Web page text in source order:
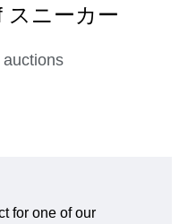
スニーカー
auctions
for one of our